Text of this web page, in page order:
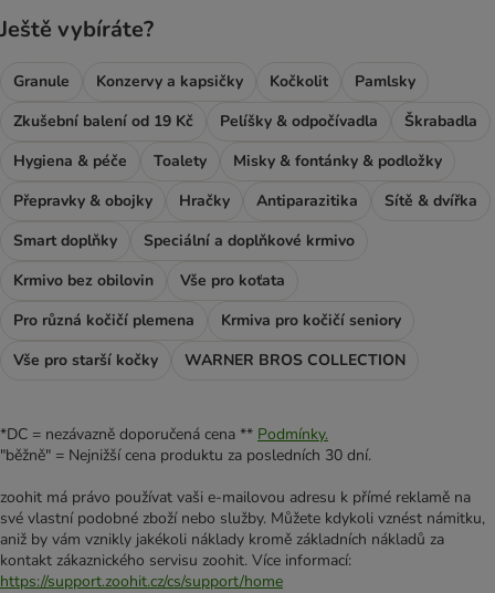
Ještě vybíráte?
Granule Konzervy a kapsičky Kočkolit
Pamlsky
Zkušební balení od 19 Kč
Pelíšky & odpočívadla
Škrabadla
Hygiena & péče
Toalety
Misky & fontánky & podložky
Přepravky & obojky
Hračky Antiparazitika
Sítě & dvířka
Smart doplňky
Speciální a doplňkové krmivo
Krmivo bez obilovin
Vše pro koťata
Pro různá kočičí plemena
Krmiva pro kočičí seniory
Vše pro starší kočky
WARNER BROS COLLECTION
*DC = nezávazně doporučená cena ** Podmínky.
"běžně" = Nejnižší cena produktu za posledních 30 dní.
zoohit má právo používat vaši e-mailovou adresu k přímé reklamě na
své vlastní podobné zboží nebo služby. Můžete kdykoli vznést námitku,
aniž by vám vznikly jakékoli náklady kromě základních nákladů za
kontakt zákaznického servisu zoohit. Více informací:
https://support.zoohit.cz/cs/support/home